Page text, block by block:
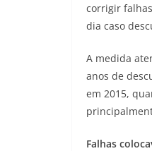
corrigir
dia caso
A medida
anos de
em 2015,
Falhas